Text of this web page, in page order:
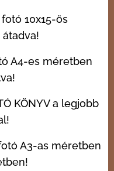
10x15-ös
A4-es méretben
KÖNYV a legjobb
A3-as méretben